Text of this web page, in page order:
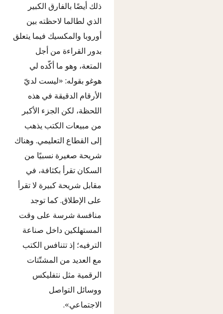
ذلك أيضًا بالفارق الكبير
الذي لطالما لاحظته بين
أوروبا والمكسيك فيما يتعلق
بدور القراءة من أجل
المتعة، وهو ما أكّده لي
هوغو بقوله: «ليست لديّ
الأرقام الدقيقة في هذه
اللحظة، لكن الجزء الأكبر
من مبيعات الكتب يذهب
إلى القطاع التعليمي. وهناك
شريحة صغيرة نسبيًا من
السكان تقرأ بكثافة، في
مقابل شريحة كبيرة لا تقرأ
على الإطلاق. كما توجد
منافسة شرسة على وقت
المستهلكين داخل صناعة
الترفيه؛ إذ تتنافس الكتب
مع العديد من المشتّتات
الرقمية مثل نتفليكس
ووسائل التواصل
الاجتماعي».